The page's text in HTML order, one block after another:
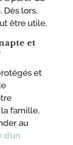
Dès lors,
être utile.
et
et
famille,
au
d’un